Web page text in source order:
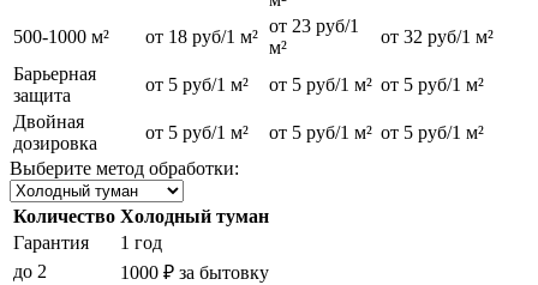
500-1000 м² от 18 руб/1 м²
от 23 руб/1
м²
от 32 руб/1 м²
Барьерная
защита
от 5 руб/1 м² от 5 руб/1 м² от 5 руб/1 м²
Двойная
дозировка
от 5 руб/1 м² от 5 руб/1 м² от 5 руб/1 м²
Выберите метод обработки:
Количество Холодный туман
Гарантия
1 год
до 2
1000 ₽ за бытовку